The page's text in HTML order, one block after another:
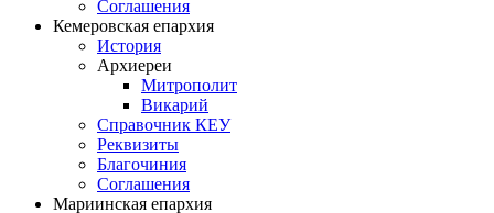
Соглашения
Кемеровская епархия
История
Архиереи
Митрополит
Викарий
Справочник КЕУ
Реквизиты
Благочиния
Соглашения
Мариинская епархия